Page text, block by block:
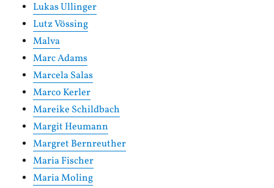
Lukas Ullinger
Lutz Vössing
Malva
Marc Adams
Marcela Salas
Marco Kerler
Mareike Schildbach
Margit Heumann
Margret Bernreuther
Maria Fischer
Maria Moling